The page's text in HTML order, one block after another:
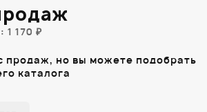
170 ₽
продаж, но вы можете подобрать
каталога